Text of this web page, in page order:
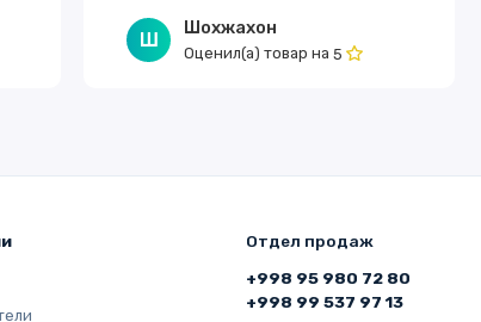
Ш
Шохжахон
Оценил(а) товар на 5
Отдел продаж
+998 95 980 72 80
+998 99 537 97 13